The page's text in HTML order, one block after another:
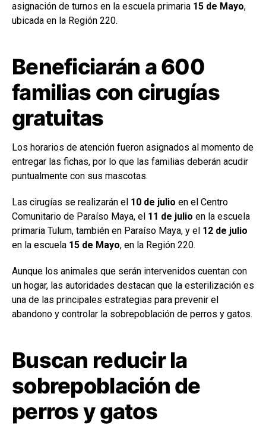
asignación de turnos en la escuela primaria 15 de Mayo,
ubicada en la Región 220.
Beneficiarán a 600
familias con cirugías
gratuitas
Los horarios de atención fueron asignados al momento de
entregar las fichas, por lo que las familias deberán acudir
puntualmente con sus mascotas.
Las cirugías se realizarán el 10 de julio en el Centro
Comunitario de Paraíso Maya, el 11 de julio en la escuela
primaria Tulum, también en Paraíso Maya, y el 12 de julio
en la escuela 15 de Mayo, en la Región 220.
Aunque los animales que serán intervenidos cuentan con
un hogar, las autoridades destacan que la esterilización es
una de las principales estrategias para prevenir el
abandono y controlar la sobrepoblación de perros y gatos.
Buscan reducir la
sobrepoblación de
perros y gatos